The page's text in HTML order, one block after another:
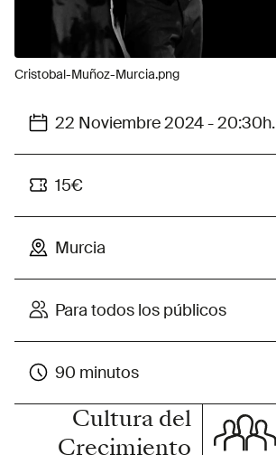
Cristobal-Muñoz-Murcia.png
22 Noviembre 2024 - 20:30h.
15€
Murcia
Para todos los públicos
90 minutos
Cultura del
Crecimiento